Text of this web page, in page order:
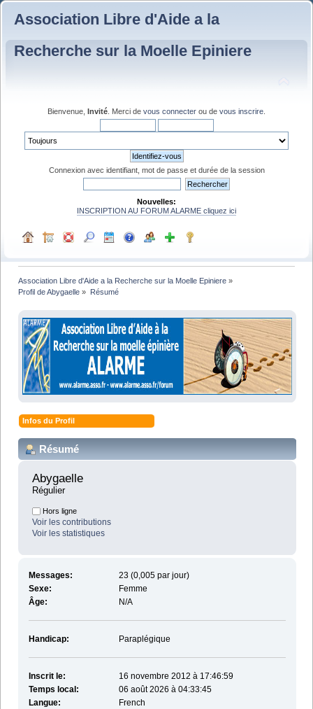
Association Libre d'Aide a la
Recherche sur la Moelle Epiniere
Bienvenue, Invité . Merci de vous connecter ou de vous inscrire
Connexion avec identifiant, mot de passe et durée de la session
Nouvelles:
INSCRIPTION AU FORUM ALARME cliquez ici
Association Libre d'Aide a la Recherche sur la Moelle Epiniere »
Profil de Abygaelle » Résumé
Infos du Profil
Résumé
Abygaelle
Régulier
Hors ligne
Voir les contributions
Voir les statistiques
Messages:
23 (0,005 par jour)
Sexe:
Femme
Âge:
N/A
Handicap: Paraplégique
Inscrit le:
16 novembre 2012 à 17:46:59
Temps local:
06 août 2026 à 04:33:45
Langue:
French